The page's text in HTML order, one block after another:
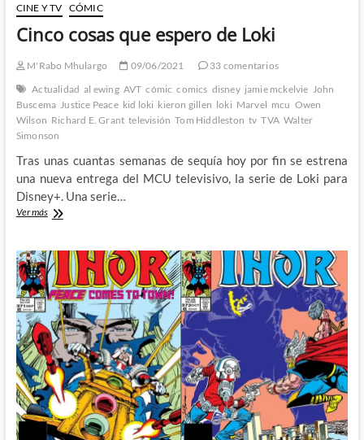
CINE Y TV CÓMIC
Cinco cosas que espero de Loki
M'Rabo Mhulargo 09/06/2021
33 comentarios
Actualidad al ewing AVT cómic comics disney jamie mckelvie John
Buscema Justice Peace kid loki kieron gillen loki Marvel mcu Owen
Wilson Richard E. Grant televisión Tom Hiddleston tv TVA Walter
Simonson
Tras unas cuantas semanas de sequía hoy por fin se estrena
una nueva entrega del MCU televisivo, la serie de Loki para
Disney+. Una serie…
Ver másCinco
espero
de
Loki